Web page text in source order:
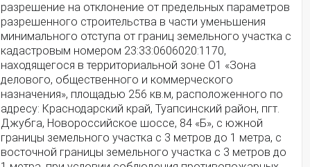
разрешение на отклонение от предельных параметров
разрешенного строительства в части уменьшения
минимального отступа от границ земельного участка с
кадастровым номером 23:33:0606020:1170,
находящегося в территориальной зоне О1 «Зона
делового, общественного и коммерческого
назначения», площадью 256 кв.м, расположенного по
адресу: Краснодарский край, Туапсинский район, пгт.
Джубга, Новороссийское шоссе, 84 «Б», с южной
границы земельного участка с 3 метров до 1 метра, с
восточной границы земельного участка с 3 метров до